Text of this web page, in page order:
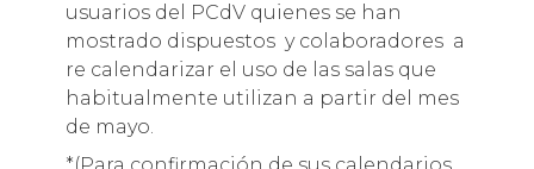
usuarios del PCdV quienes se han
mostrado dispuestos y colaboradores a
re calendarizar el uso de las salas que
habitualmente utilizan a partir del mes
de mayo.